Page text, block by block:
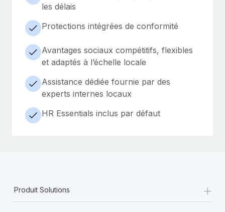
les délais
Protections intégrées de conformité
Avantages sociaux compétitifs, flexibles
et adaptés à l’échelle locale
Assistance dédiée fournie par des
experts internes locaux
HR Essentials inclus par défaut
Produit Solutions +